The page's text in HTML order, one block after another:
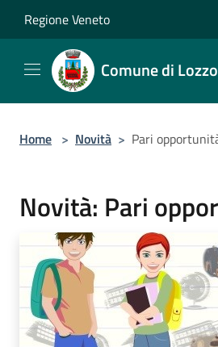
Regione Veneto
Comune di
Home > Novità > Pari
Novità: Pari